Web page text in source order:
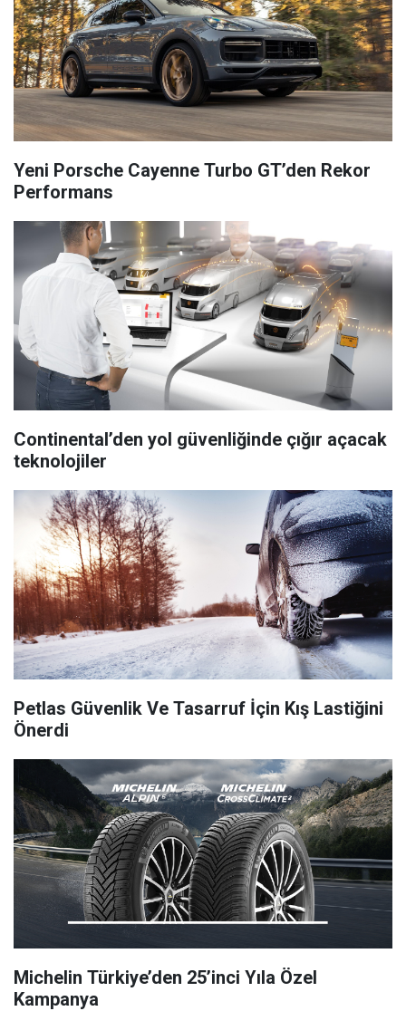
Yeni Porsche Cayenne Turbo GT’den Rekor
Performans
Continental’den yol güvenliğinde çığır açacak
teknolojiler
Petlas Güvenlik Ve Tasarruf İçin Kış Lastiğini
Önerdi
Michelin Türkiye’den 25’inci Yıla Özel
Kampanya